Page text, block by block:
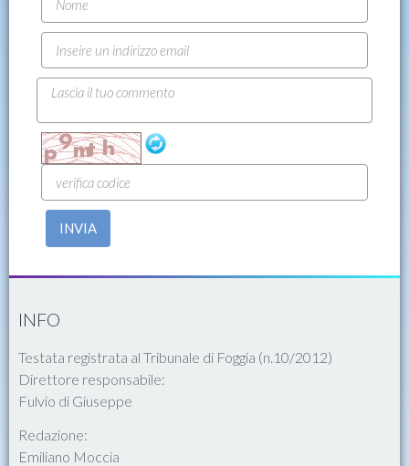
INVIA
INFO
Testata registrata al Tribunale di Foggia (n.10/2012)
Direttore responsabile:
Fulvio di Giuseppe
Redazione:
Emiliano Moccia